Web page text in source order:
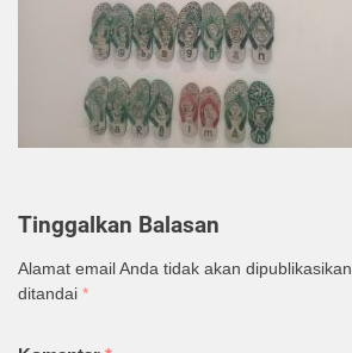
Tinggalkan Balasan
Alamat email Anda tidak akan dipublikasikan.
ditandai *